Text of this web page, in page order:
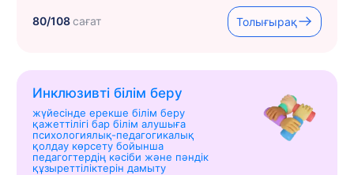
80/108сағат Толығырақ
Инклюзивті білім беру
жүйесінде ерекше білім беру
қажеттілігі бар білім алушыға
психологиялық-педагогикалық
қолдау көрсету бойынша
педагогтердің кәсіби және пәндік
құзыреттіліктерін дамыту